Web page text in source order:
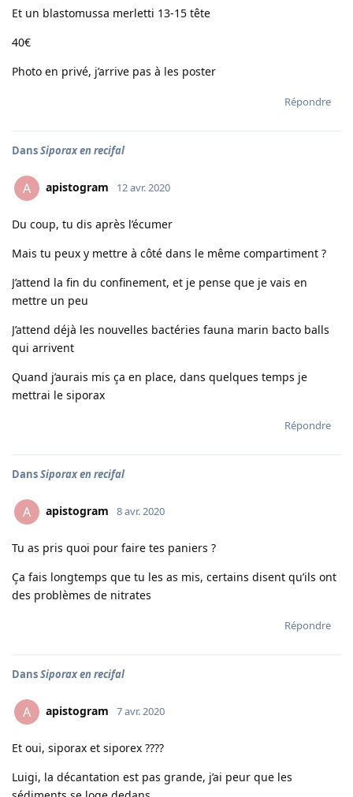
Et un blastomussa merletti 13-15 tête
40€
Photo en privé, j’arrive pas à les poster
Répondre
DansSiporax en recifal
A apistogram 12 avr. 2020
Du coup, tu dis après l’écumer
Mais tu peux y mettre à côté dans le même compartiment ?
J’attend la fin du confinement, et je pense que je vais en
mettre un peu
J’attend déjà les nouvelles bactéries fauna marin bacto balls
qui arrivent
Quand j’aurais mis ça en place, dans quelques temps je
mettrai le siporax
Répondre
DansSiporax en recifal
A apistogram 8 avr. 2020
Tu as pris quoi pour faire tes paniers ?
Ça fais longtemps que tu les as mis, certains disent qu’ils ont
des problèmes de nitrates
Répondre
DansSiporax en recifal
A apistogram 7 avr. 2020
Et oui, siporax et siporex ????
Luigi, la décantation est pas grande, j’ai peur que les